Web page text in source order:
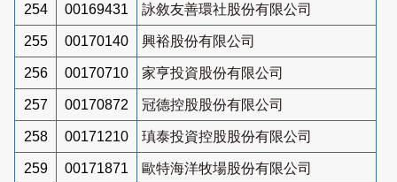
254 00169431 詠敘友善環社股份有限公司
255 00170140 興裕股份有限公司
256 00170710 家亨投資股份有限公司
257 00170872 冠德控股股份有限公司
258 00171210 瑱泰投資控股股份有限公司
259 00171871 歐特海洋牧場股份有限公司